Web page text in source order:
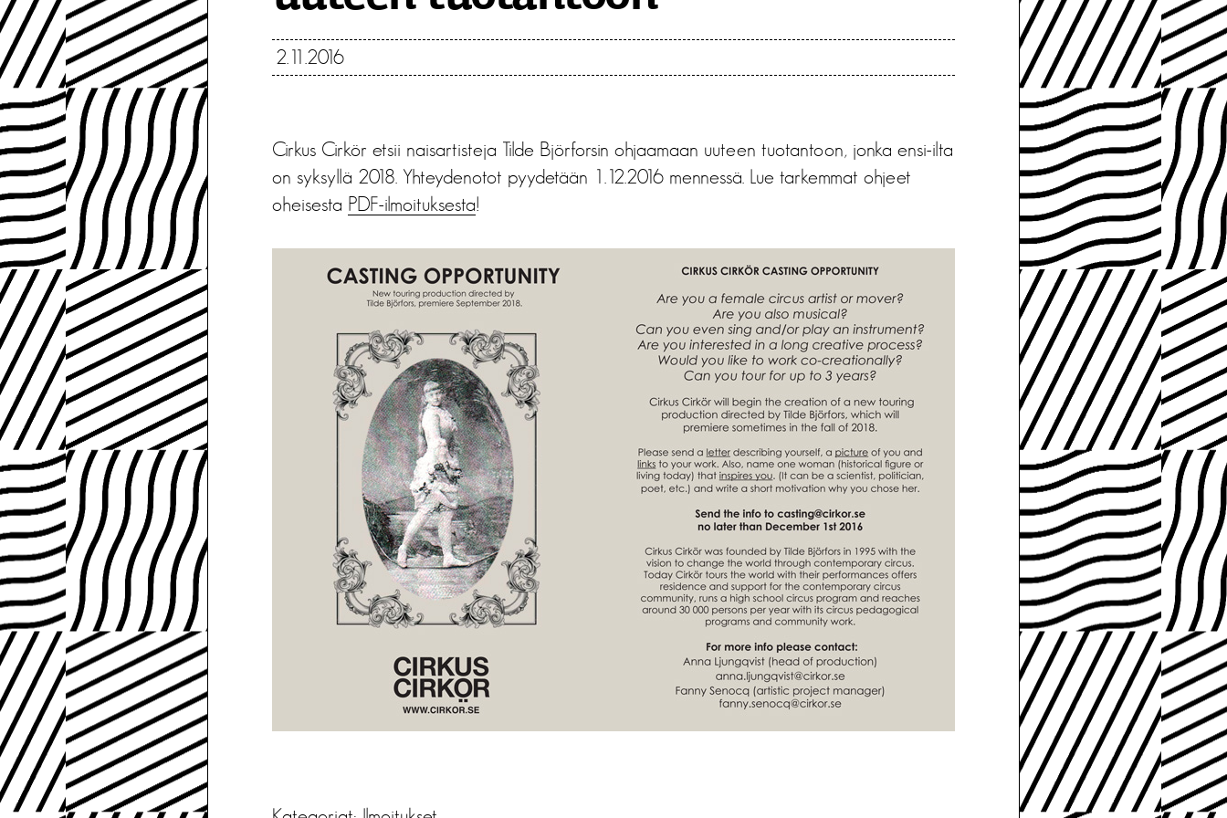
2.11.2016
Cirkus Cirkör etsii naisartisteja Tilde Björforsin ohjaamaan uuteen tuotantoon, jonka ensi-ilta
on syksyllä 2018. Yhteydenotot pyydetään 1.12.2016 mennessä. Lue tarkemmat ohjeet
oheisesta PDF-ilmoituksesta!